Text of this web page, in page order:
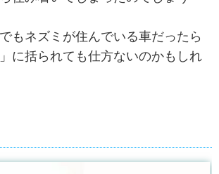
もネズミが住んでいる車だったら
に括られても仕方ないのかもしれ